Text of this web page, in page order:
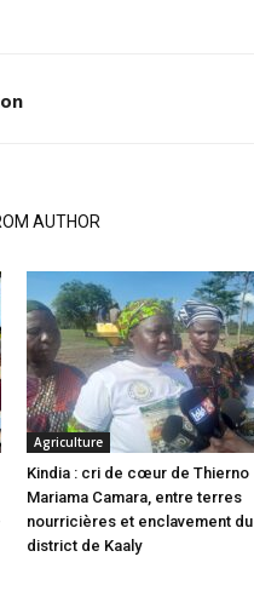
AUTHOR
Agriculture
Kindia : cri de cœur de Thierno
Mariama Camara, entre terres
nourricières et enclavement du
district de Kaaly